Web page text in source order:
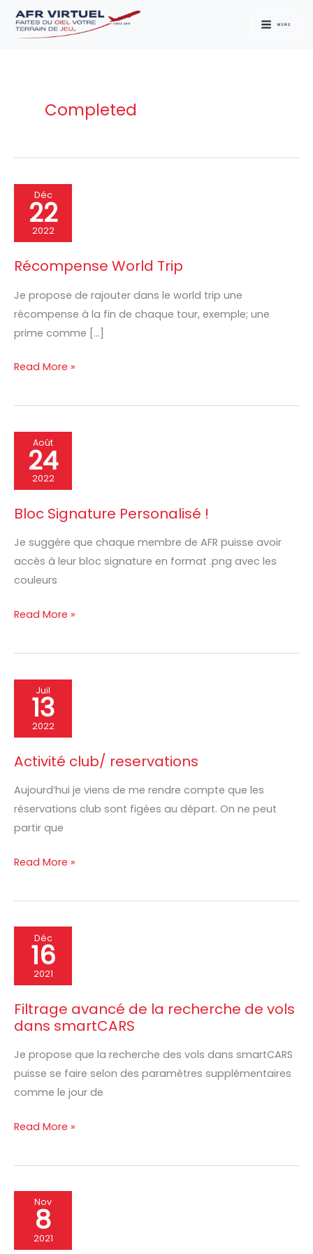
Aller
MENU
Completed
Déc
22
2022
Récompense World Trip
Je propose de rajouter dans le world trip une
récompense à la fin de chaque tour, exemple; une
prime comme […]
Récompense
World
Read More »
Août
24
2022
Bloc Signature Personalisé !
Je suggère que chaque membre de AFR puisse avoir
accès à leur bloc signature en format .png avec les
couleurs
Bloc
Signature
Personalisé
Read More »
Juil
13
2022
Activité club/ reservations
Aujourd’hui je viens de me rendre compte que les
réservations club sont figées au départ. On ne peut
partir que
Activité
reservations
Read More »
Déc
16
2021
Filtrage avancé de la recherche de vols
dans smartCARS
Je propose que la recherche des vols dans smartCARS
puisse se faire selon des paramètres supplémentaires
comme le jour de
Filtrage
avancé
recherche
de
vols
dans
smartCARS
Read More »
Nov
8
2021
Positionnement
notre